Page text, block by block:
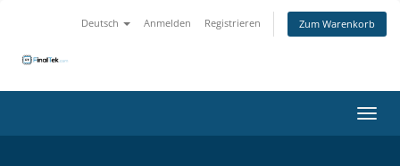
Deutsch Anmelden Registrieren Zum Warenkorb